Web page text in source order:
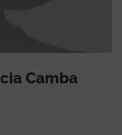
Camba